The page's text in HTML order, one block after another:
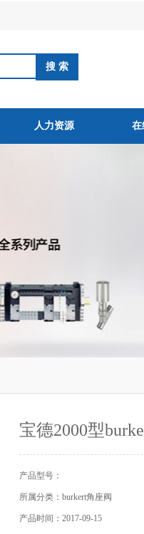
人力资源 在
宝德2000型
产品型号：
所属分类：burkert角座阀
产品时间：2017-09-15